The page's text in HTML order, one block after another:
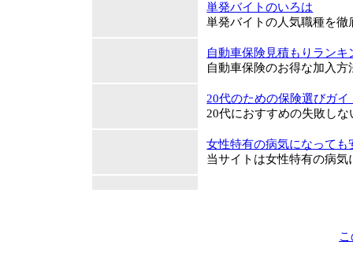
単発バイトのいろは
単発バイトの人気職種を徹
自動車保険見積もりランキ
自動車保険のお得な加入
20代のための保険選びガイ
20代におすすめの失敗し
女性特有の病気になっても
当サイトは女性特有の病